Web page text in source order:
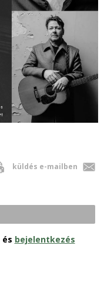
küldés e-mailben
és bejelentkezés